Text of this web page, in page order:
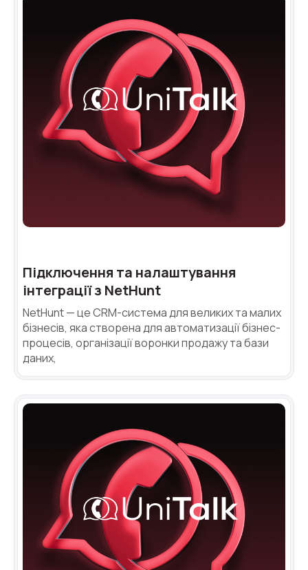
Підключення та налаштування
інтеграції з NetHunt
NetHunt — це CRM-система для великих та малих
бізнесів, яка створена для автоматизації бізнес-
процесів, організації воронки продажу та бази
даних,